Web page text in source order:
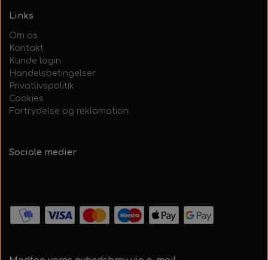
Links
Om os
Kontakt
Kunde login
Handelsbetingelser
Privatlivspolitik
Cookies
Fortrydelse og reklamation
Sociale medier